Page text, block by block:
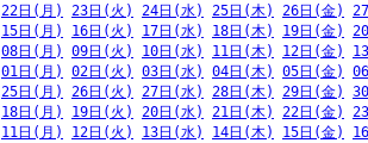
22日(月) 23日(火) 24日(水) 25日(木) 26日(金)
15日(月) 16日(火) 17日(水) 18日(木) 19日(金)
08日(月) 09日(火) 10日(水) 11日(木) 12日(金)
01日(月) 02日(火) 03日(水) 04日(木) 05日(金)
25日(月) 26日(火) 27日(水) 28日(木) 29日(金)
18日(月) 19日(火) 20日(水) 21日(木) 22日(金)
11日(月) 12日(火) 13日(水) 14日(木) 15日(金)